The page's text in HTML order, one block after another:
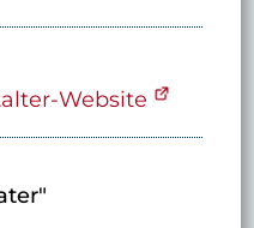
Website